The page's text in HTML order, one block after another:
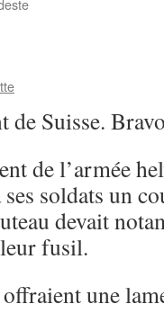
de Suisse.
de l’armée
soldats un
devait
fusil.
une